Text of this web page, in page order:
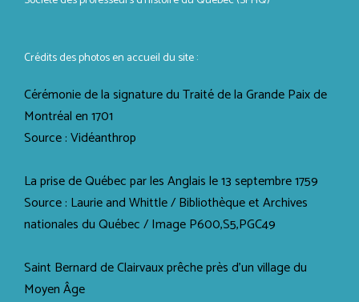
Crédits des photos en accueil du site :
Cérémonie de la signature du Traité de la Grande Paix de
Montréal en 1701
Source : Vidéanthrop
La prise de Québec par les Anglais le 13 septembre 1759
Source : Laurie and Whittle / Bibliothèque et Archives
nationales du Québec / Image P600,S5,PGC49
Saint Bernard de Clairvaux prêche près d'un village du
Moyen Âge